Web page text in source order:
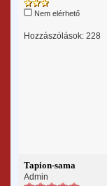
Nem elérhető
Hozzászólások: 228
Tapion-sama
Admin